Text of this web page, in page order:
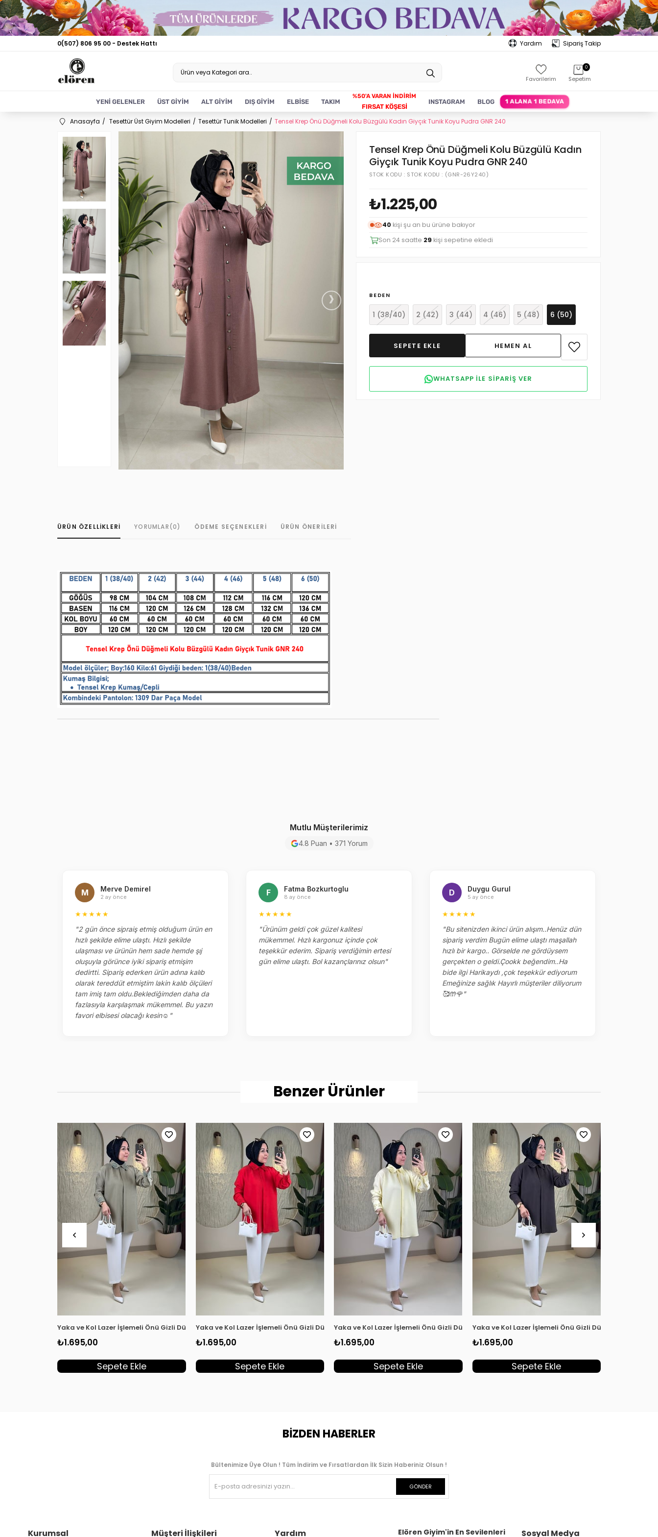
0(507) 806 95 00 - Destek Hattı Yardım Sipariş Takip
Sepetim
0
Favorilerim
YENİ GELENLER ÜST GİYİM ALT GİYİM DIŞ GİYİM ELBİSE TAKIM
FIRSAT KÖŞESİ
INSTAGRAM BLOG 1 ALANA 1 BEDAVA
Anasayfa Tesettür Üst Giyim Modelleri Tesettür Tunik Modelleri Tensel Krep Önü Düğmeli Kolu Büzgülü Kadın Giyçık Tunik Koyu Pudra GNR 240
›
Tensel Krep Önü Düğmeli Kolu Büzgülü Kadın
Giyçık Tunik Koyu Pudra GNR 240
(GNR-26Y240)
STOK KODU STOK KODU
₺1.225,00
40 kişi şu an bu ürüne bakıyor
Son 24 saatte 29 kişi sepetine ekledi
BEDEN
1 (38/40) 2 (42) 3 (44) 4 (46) 5 (48) 6 (50)
WHATSAPP ILE SIPARIŞ VER
ÜRÜN ÖZELLIKLERI YORUMLAR(0) ÖDEME SEÇENEKLERI ÜRÜN ÖNERILERI
Mutlu Müşterilerimiz
4.8 Puan • 371 Yorum
M Merve Demirel
2 ay önce
★★★★★
"2 gün önce sipraiş etmiş olduğum ürün en
hızlı şekilde elime ulaştı. Hızlı şekilde
ulaşması ve ürünün hem sade hemde şıj
oluşuyla görünce iyiki sipariş etmişim
dedirtti. Sipariş ederken ürün adına kalıb
olarak tereddüt etmiştim lakin kalıb ölçüleri
tam imiş tam oldu.Beklediğimden daha da
fazlasıyla karşılaşmak mükemmel. Bu yazın
favori elbisesi olacağı kesin☺️"
F Fatma Bozkurtoglu
8 ay önce
★★★★★
"Ürünüm geldi çok güzel kalitesi
mükemmel. Hızlı kargonuz içinde çok
teşekkür ederim. Sipariş verdiğimin ertesi
gün elime ulaştı. Bol kazançlarınız olsun"
D Duygu Gurul
5 ay önce
★★★★★
"Bu sitenizden ikinci ürün alışım..Henüz dün
sipariş verdim Bugün elime ulaştı maşallah
hızlı bir kargo.. Görselde ne gördüysem
gerçekten o geldi.Çookk beğendim..Ha
bide ilgi Harikaydı ,çok teşekkür ediyorum
Emeğinize sağlık Hayırlı müşteriler diliyorum
🥰🤲🌹"
Benzer Ürünler
Yaka ve Kol Lazer İşlemeli Önü Gizli Düğmeli Kadın Tunik Haki KSR 2003
₺1.695,00
Sepete Ekle
Yaka ve Kol Lazer İşlemeli Önü Gizli Düğmeli Kadın Tunik Kırmızı KSR 2003
₺1.695,00
Sepete Ekle
Yaka ve Kol Lazer İşlemeli Önü Gizli Düğmeli Kadın Tunik Sarı KSR 2003
₺1.695,00
Sepete Ekle
Yaka ve Kol Lazer İşlemeli Önü Gizli Düğmeli Kadın
₺1.695,00
Sepete Ekle
BİZDEN HABERLER
Bültenimize Üye Olun ! Tüm İndirim ve Fırsatlardan İlk Sizin Haberiniz Olsun !
GÖNDER
Kurumsal Müşteri İlişkileri Yardım Elören Giyim'in En Sevilenleri Sosyal Medya